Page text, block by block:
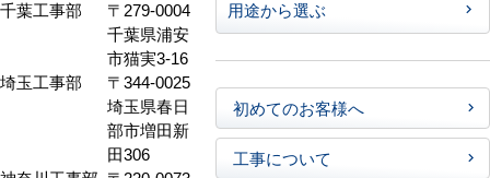
千葉工事部
〒279-0004
千葉県浦安
市猫実3-16
埼玉工事部
〒344-0025
埼玉県春日
部市増田新
田306
用途から選ぶ
初めてのお客様へ
工事について